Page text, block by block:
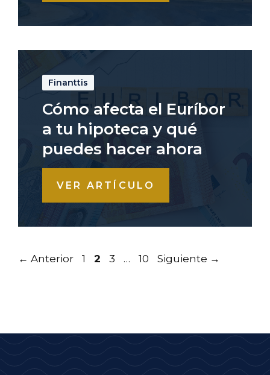
Finanttis
Cómo afecta el Euríbor
a tu hipoteca y qué
puedes hacer ahora
VER ARTÍCULO
← Anterior Página
1 Página
2 Página
3 … Página
10 Siguiente →